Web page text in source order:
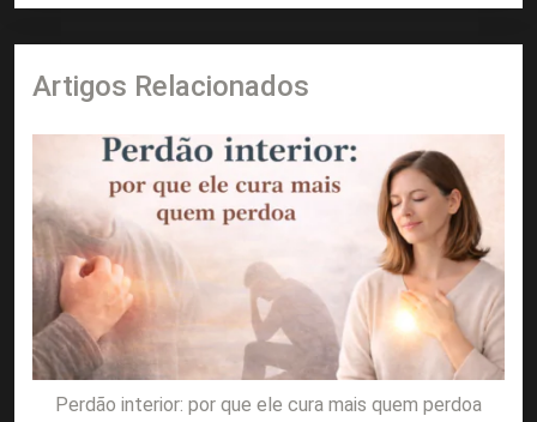
Artigos Relacionados
Perdão interior: por que ele cura mais quem perdoa